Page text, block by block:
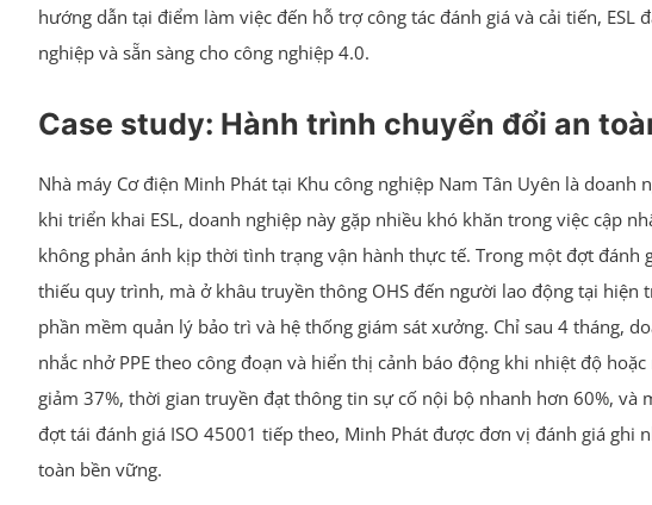
hướng dẫn tại điểm làm việc đến hỗ trợ công tác đánh giá và cải tiến,
nghiệp và sẵn sàng cho công nghiệp 4.0.
Case study: Hành trình chuyển đổi an
Nhà máy Cơ điện Minh Phát tại Khu công nghiệp Nam Tân Uyên là
khi triển khai ESL, doanh nghiệp này gặp nhiều khó khăn trong việc cập
không phản ánh kịp thời tình trạng vận hành thực tế. Trong một đợt
thiếu quy trình, mà ở khâu truyền thông OHS đến người lao động tại
phần mềm quản lý bảo trì và hệ thống giám sát xưởng. Chỉ sau 4 tháng,
nhắc nhở PPE theo công đoạn và hiển thị cảnh báo động khi nhiệt độ
giảm 37%, thời gian truyền đạt thông tin sự cố nội bộ nhanh hơn 60%,
đợt tái đánh giá ISO 45001 tiếp theo, Minh Phát được đơn vị đánh giá ghi
toàn bền vững.